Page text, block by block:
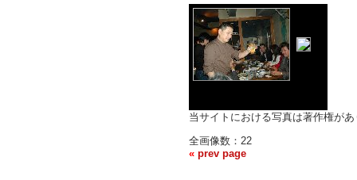
当サイトにおける写真は著作権が
全画像数：22
« prev page